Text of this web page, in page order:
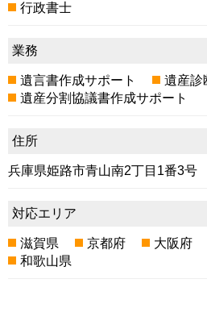
行政書士
業務
遺言書作成サポート
遺産診
遺産分割協議書作成サポート
住所
兵庫県姫路市青山南2丁目1番3号
対応エリア
滋賀県 京都府 大阪府
和歌山県